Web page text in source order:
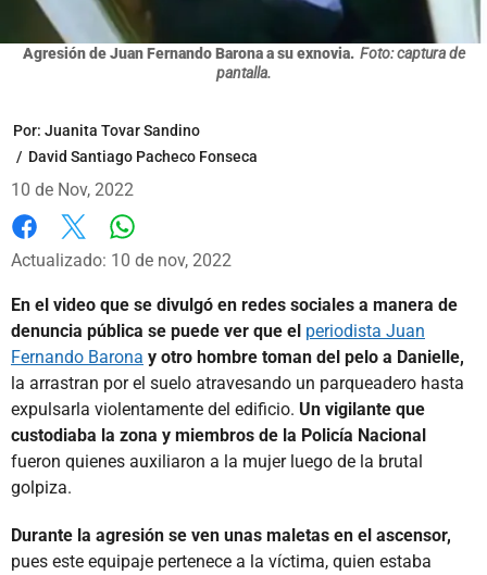
Agresión de Juan Fernando Barona a su exnovia. Foto: captura de
pantalla.
Por: Juanita Tovar Sandino
/ David Santiago Pacheco Fonseca
10 de Nov, 2022
Facebook
X
Actualizado: 10 de nov, 2022
En el video que se divulgó en redes sociales a manera de
denuncia pública se puede ver que el periodista Juan
Fernando Barona y otro hombre toman del pelo a Danielle,
la arrastran por el suelo atravesando un parqueadero hasta
expulsarla violentamente del edificio. Un vigilante que
custodiaba la zona y miembros de la Policía Nacional
fueron quienes auxiliaron a la mujer luego de la brutal
golpiza.
Durante la agresión se ven unas maletas en el ascensor,
pues este equipaje pertenece a la víctima, quien estaba